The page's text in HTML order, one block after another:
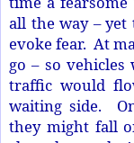
all the way – yet
evoke fear. At
go – so
traffic would
waiting side.
they might fall